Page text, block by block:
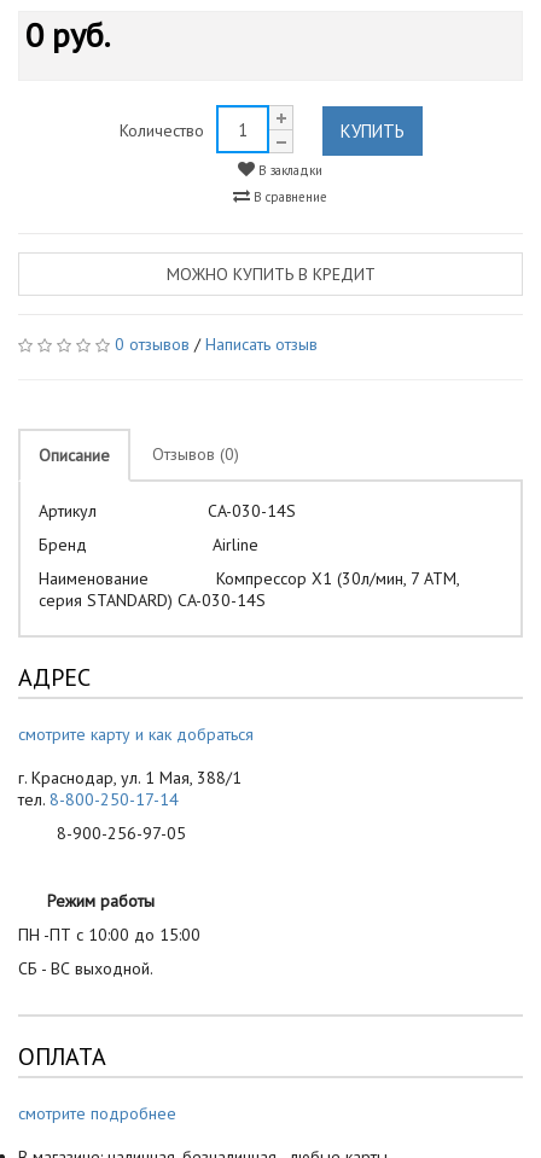
0 руб.
Количество КУПИТЬ
В закладки
В сравнение
МОЖНО КУПИТЬ В КРЕДИТ
0 отзывов /Написать отзыв
Описание Отзывов (0)
Артикул CA-030-14S
Бренд Airline
Наименование Компрессор X1 (30л/мин, 7 АТМ,
серия STANDARD) CA-030-14S
АДРЕС
смотрите карту и как добраться
г. Краснодар, ул. 1 Мая, 388/1
тел. 8-800-250-17-14
8-900-256-97-05
Режим работы
ПН -ПТ с 10:00 до 15:00
СБ - ВС выходной.
ОПЛАТА
смотрите подробнее